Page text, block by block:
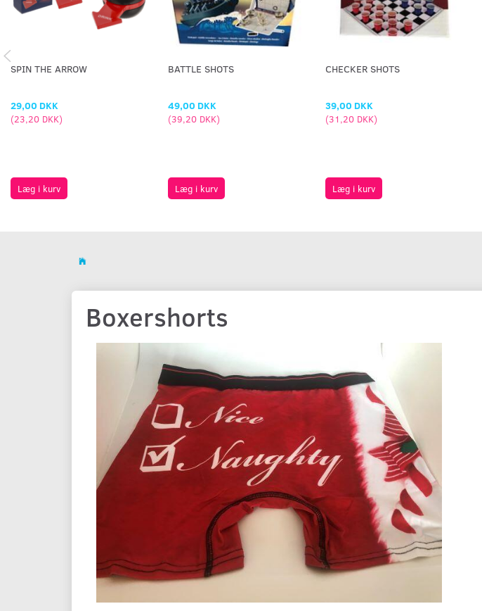
SPIN THE ARROW
29,00 DKK
(23,20 DKK)
Læg i kurv
BATTLE SHOTS
49,00 DKK
(39,20 DKK)
Læg i kurv
CHECKER SHOTS
39,00 DKK
(31,20 DKK)
Læg i kurv
Boxershorts